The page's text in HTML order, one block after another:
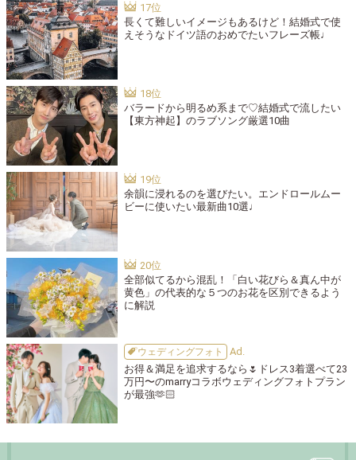
長くて難しいイメージもあるけど！結婚式で使
えそうなドイツ語のおめでたいフレーズ帳♩
バラードから明るめ系まで♡結婚式で流したい
【東方神起】のラブソング厳選10曲
余韻に浸れるのを選びたい。エンドロールムー
ビーに使いたい最新曲10選♩
全部似てるから混乱！「白い花びら＆真ん中が
黄色」の代表的な５つのお花を区別できるよう
に解説
ウェディングフォト
お得＆満足を追求するなら🌷ドレス3着選べて23
万円〜のmarryコラボウェディングフォトプラン
が最強🫶🏻